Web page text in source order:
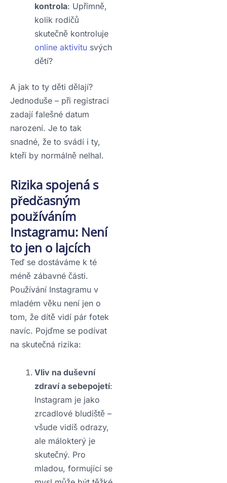
kontrola: Upřímně,
kolik rodičů
skutečně kontroluje
online aktivitu svých
dětí?
A jak to ty děti dělají?
Jednoduše – při registraci
zadají falešné datum
narození. Je to tak
snadné, že to svádí i ty,
kteří by normálně nelhal.
Rizika spojená s
předčasným
používáním
Instagramu: Není
to jen o lajcích
Teď se dostáváme k té
méně zábavné části.
Používání Instagramu v
mladém věku není jen o
tom, že dítě vidí pár fotek
navíc. Pojďme se podívat
na skutečná rizika:
Vliv na duševní
zdraví a sebepojetí:
Instagram je jako
zrcadlové bludiště –
všude vidíš odrazy,
ale málokterý je
skutečný. Pro
mladou, formující se